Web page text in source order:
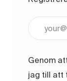
Genom
jag till att